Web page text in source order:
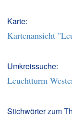
Karte:
Kartenansicht
Umkreissuche:
Leuchtturm
Stichwörter zum